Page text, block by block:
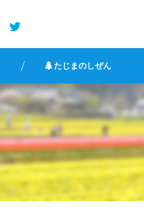
たじまのしぜん